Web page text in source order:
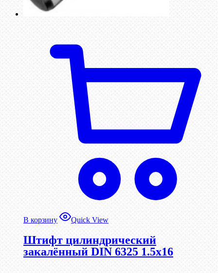
В корзину Quick View
Штифт цилиндрический
закалённый DIN 6325 1.5х16